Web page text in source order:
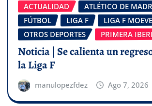
ACTUALIDAD
ATLÉTICO DE
FÚTBOL
LIGA F
LIGA F MOEVE
OTROS DEPORTES
PRIMERA
Noticia | Se calienta un
la Liga F
manulopezfdez Ago 7, 2026